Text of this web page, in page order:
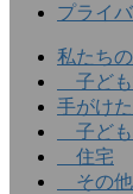
プライ
私たち
子ども
手がけ
子ども
住宅
その他